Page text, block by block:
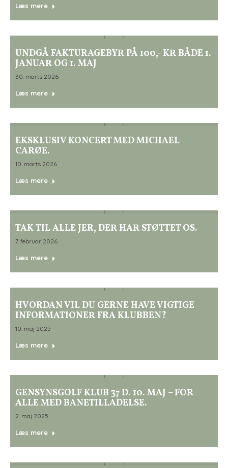
Læs mere
UNDGÅ FAKTURAGEBYR PÅ 100,- KR BÅDE 1.
JANUAR OG 1. MAJ
30. marts 2026
Læs mere
EKSKLUSIV KONCERT MED MICHAEL
CARØE.
10. marts 2026
Læs mere
TAK TIL ALLE JER, DER HAR STØTTET OS.
7. februar 2026
Læs mere
HVORDAN VIL DU GERNE HAVE VIGTIGE
INFORMATIONER FRA KLUBBEN?
10. maj 2025
Læs mere
GENSYNSGOLF KLUB 37 D. 10. MAJ – FOR
ALLE MED BANETILLADELSE.
2. maj 2025
Læs mere